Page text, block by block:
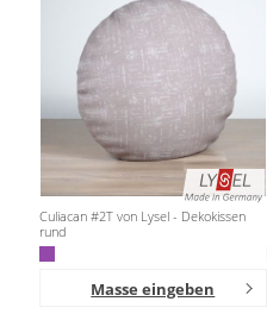
Culiacan #2T von Lysel - Dekokissen
rund
Masse eingeben